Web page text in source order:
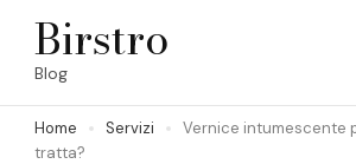
Skip
(Press
Birstro
Blog
Home Servizi
Vernice intumescente
tratta?